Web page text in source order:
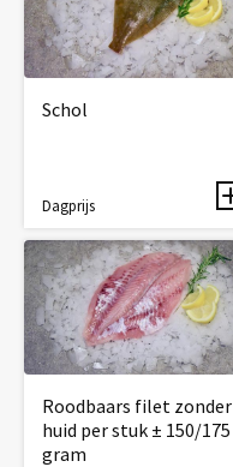
Schol
Dagprijs
Roodbaars filet zonder
huid per stuk ± 150/175
gram